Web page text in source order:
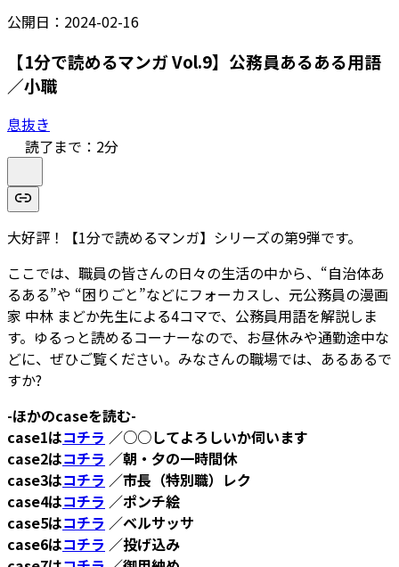
公開日： 2024-02-16
【1分で読めるマンガ Vol.9】公務員あるある用語
／小職
息抜き
読了まで： 2分
大好評！【1分で読めるマンガ】シリーズの第9弾です。
ここでは、職員の皆さんの日々の生活の中から、“自治体あ
るある”や “困りごと”などにフォーカスし、元公務員の漫画
家 中林 まどか先生による4コマで、公務員用語を解説しま
す。ゆるっと読めるコーナーなので、お昼休みや通勤途中な
どに、ぜひご覧ください。みなさんの職場では、あるあるで
すか?
-ほかのcaseを読む-
case1はコチラ ／○○してよろしいか伺います
case2はコチラ ／朝・夕の一時間休
case3はコチラ ／市長（特別職）レク
case4はコチラ ／ポンチ絵
case5はコチラ ／ベルサッサ
case6はコチラ ／投げ込み